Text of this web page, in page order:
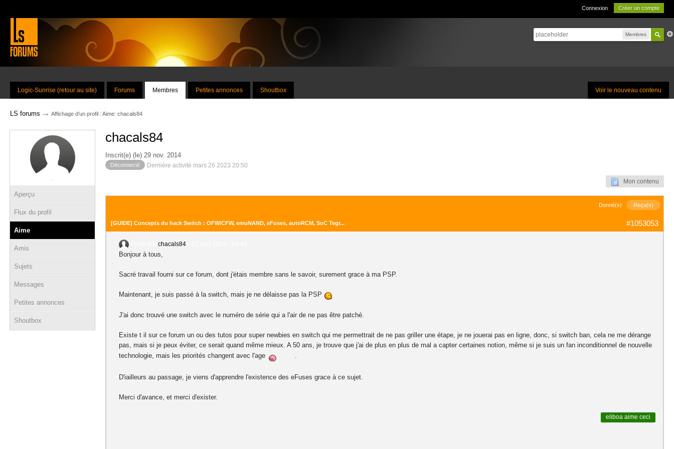
Connexion Créer un compte
Membres
Voir le nouveau contenu
Logic-Sunrise (retour au site) Forums Membres Petites annonces Shoutbox
LS forums → Affichage d'un profil : Aime: chacals84
Aperçu
Flux du profil
Aime
Amis
Sujets
Messages
Petites annonces
Shoutbox
chacals84
Inscrit(e) (le) 29 nov. 2014
Déconnecté Dernière activité mars 26 2023 20:50
Mon contenu
Donné(s) Reçu(s)
#1053053
[GUIDE] Concepts du hack Switch : OFW/CFW, emuNAND, eFuses, autoRCM, SoC Tegr...
chacals84
Bonjour à tous,
Sacré travail fourni sur ce forum, dont j'étais membre sans le savoir, surement grace à ma PSP.
Maintenant, je suis passé à la switch, mais je ne délaisse pas la PSP
J'ai donc trouvé une switch avec le numéro de série qui a l'air de ne pas être patché.
Existe t il sur ce forum un ou des tutos pour super newbies en switch qui me permettrait de ne pas griller une étape, je ne jouerai pas en ligne, donc, si switch ban, cela ne me dérange
pas, mais si je peux éviter, ce serait quand même mieux. A 50 ans, je trouve que j'ai de plus en plus de mal a capter certaines notion, même si je suis un fan inconditionnel de nouvelle
technologie, mais les priorités changent avec l'age
.
D'iailleurs au passage, je viens d'apprendre l'existence des eFuses grace à ce sujet.
Merci d'avance, et merci d'exister.
eliboa aime ceci